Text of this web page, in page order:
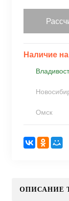
Наличие
Омск
ОПИСАНИЕ